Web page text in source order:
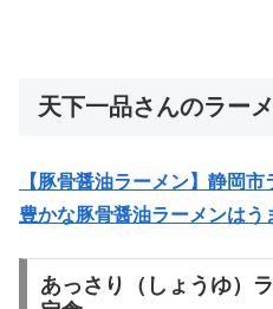
天下一品さんのラー
【豚骨醤油ラーメン】静岡
豊かな豚骨醤油ラーメンはう
あっさり（しょうゆ）